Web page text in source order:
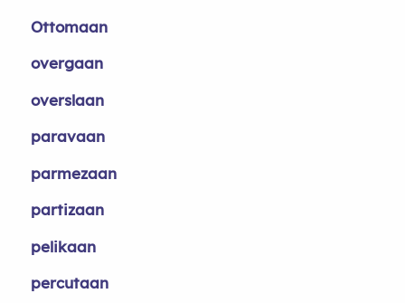
Ottomaan
overgaan
overslaan
paravaan
parmezaan
partizaan
pelikaan
percutaan